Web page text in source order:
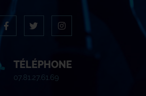
TÉLÉPHONE
07.81.27.61.69